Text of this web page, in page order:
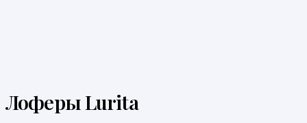
Лоферы Lurita